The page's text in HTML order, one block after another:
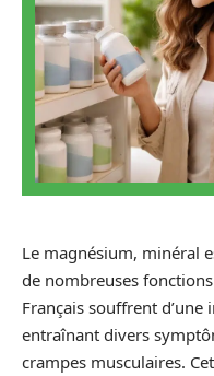
Le magnésium, minéral
de nombreuses
Français souffrent
entraînant divers
crampes musculaires.